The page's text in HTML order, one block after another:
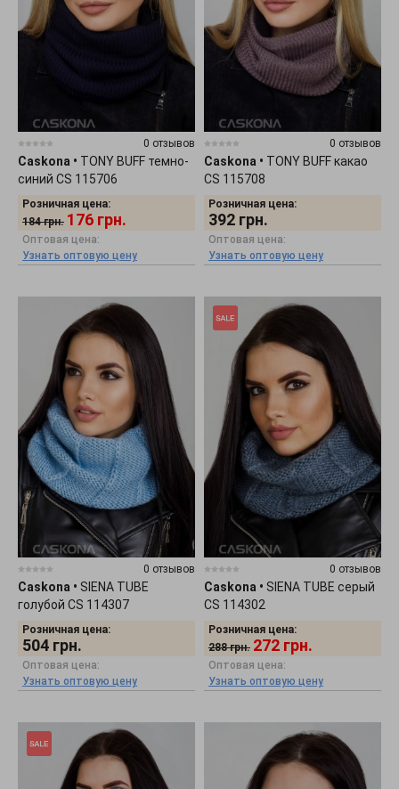
0 отзывов
Caskona • TONY BUFF темно-
синий CS 115706
Розничная цена:
184 грн. 176 грн.
Оптовая цена:
Узнать оптовую цену
0 отзывов
Caskona • TONY BUFF какао
CS 115708
Розничная цена:
392 грн.
Оптовая цена:
Узнать оптовую цену
0 отзывов
Caskona • SIENA TUBE
голубой CS 114307
Розничная цена:
504 грн.
Оптовая цена:
Узнать оптовую цену
0 отзывов
Caskona • SIENA TUBE серый
CS 114302
Розничная цена:
288 грн. 272 грн.
Оптовая цена:
Узнать оптовую цену